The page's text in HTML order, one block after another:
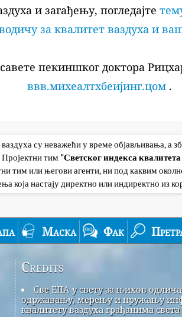
и загађењу, погледајте
за квалитет ваздуха и
пекиншког доктора
ввв.михеалтхбеијинг.цом.
су неважећи у време објављивања, а
тим "Светског индекса
тим или његови агенти, ни под каквим
која настају директно или индиректно из
Маска Фак
Credits
Све ЕПА у свету за њихов
одржавању, мерењу и пружању
квалитету ваздуха грађанима света